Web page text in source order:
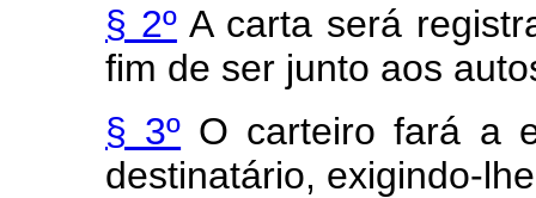
§ 2ºA carta será
fim de ser junto aos
§ 3º O carteiro fará a
destinatário, exigindo-